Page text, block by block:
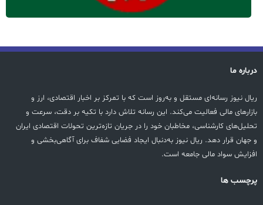
درباره ما
ریال نیوز رسانه‌ای مستقل و به‌روز است که با تمرکز بر اخبار اقتصادی، ارز و
بازارهای مالی فعالیت می‌کند. این رسانه تلاش دارد با تکیه بر دقت، سرعت و
تحلیل‌های کارشناسی، مخاطبان خود را در جریان تازه‌ترین تحولات اقتصادی ایران
و جهان قرار دهد. ریال نیوز به‌دنبال ایجاد فضایی شفاف برای آگاهی‌بخشی و
افزایش سواد مالی جامعه است.
پرچسب ها